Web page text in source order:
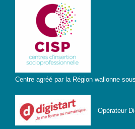
Centre agréé par la Région wallonne
Opérateur